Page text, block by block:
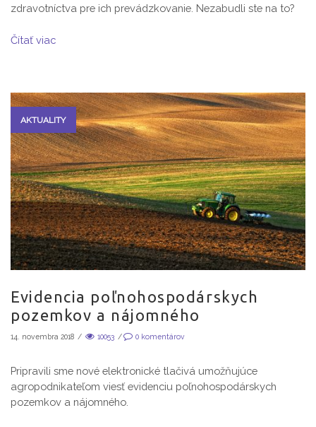
zdravotníctva pre ich prevádzkovanie. Nezabudli ste na to?
Čítať viac
AKTUALITY
Evidencia poľnohospodárskych
pozemkov a nájomného
14. novembra 2018 / 10053 / 0 komentárov
Pripravili sme nové elektronické tlačivá umožňujúce
agropodnikateľom viesť evidenciu poľnohospodárskych
pozemkov a nájomného.